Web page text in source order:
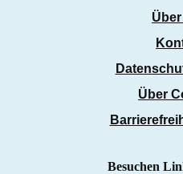
Über
Besuchen